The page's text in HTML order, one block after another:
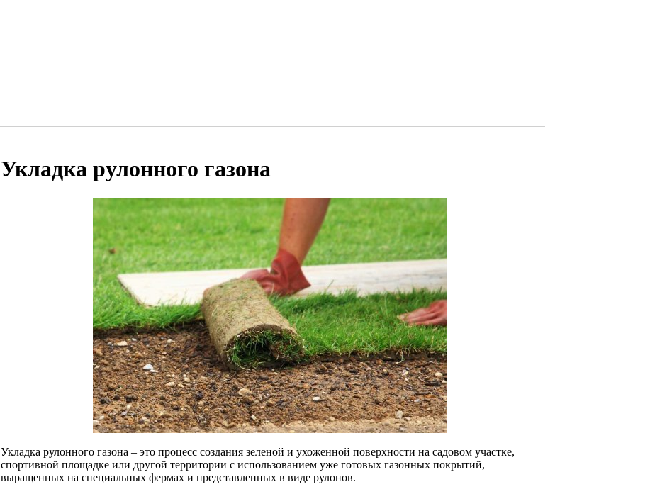
Укладка рулонного газона
Укладка рулонного газона – это процесс создания зеленой и ухоженной поверхности на садовом участке,
спортивной площадке или другой территории с использованием уже готовых газонных покрытий,
выращенных на специальных фермах и представленных в виде рулонов.